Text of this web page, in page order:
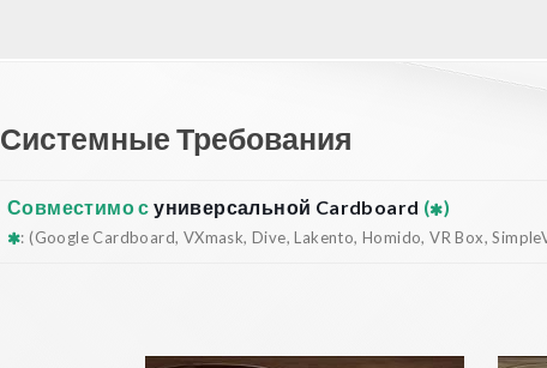
Системные Требования
Совместимо суниверсальной Cardboard ( )
: (Google Cardboard, VXmask, Dive, Lakento, Homido, VR Box,